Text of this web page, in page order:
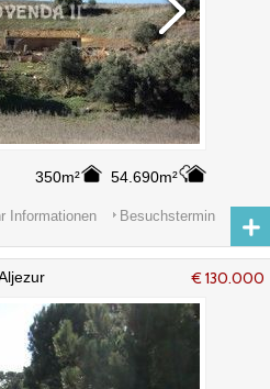
350m² 54.690m²
Besuchstermin
Informationen
€ 130.000